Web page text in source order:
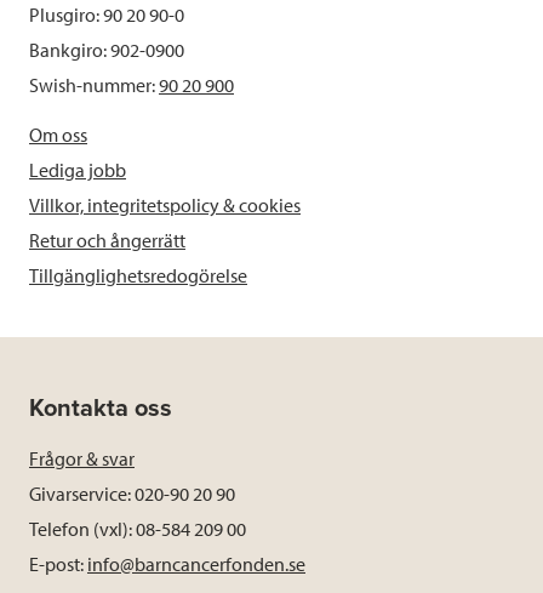
Plusgiro: 90 20 90-0
Bankgiro: 902-0900
Swish-nummer:90 20 900
Om oss
Lediga jobb
Villkor, integritetspolicy & cookies
Retur och ångerrätt
Tillgänglighetsredogörelse
Kontakta oss
Frågor & svar
Givarservice: 020-90 20 90
Telefon (vxl): 08-584 209 00
E-post: info@barncancerfonden.se